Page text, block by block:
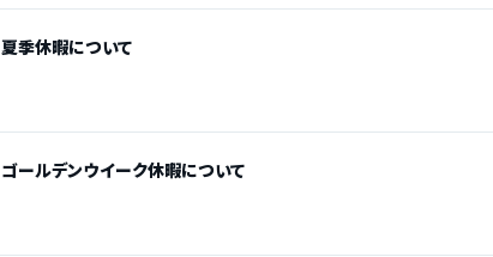
夏季休暇について
ゴールデンウイーク休暇について